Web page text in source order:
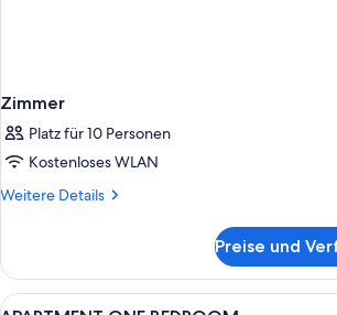
Zimmer
Platz für 10 Personen
Kostenloses WLAN
Weitere Details
Weitere
Preise und
Alle
Eigene